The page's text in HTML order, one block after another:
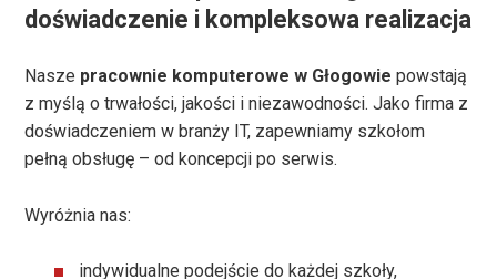
doświadczenie i kompleksowa realizacja
Nasze pracownie komputerowe w Głogowie powstają
z myślą o trwałości, jakości i niezawodności. Jako firma z
doświadczeniem w branży IT, zapewniamy szkołom
pełną obsługę – od koncepcji po serwis.
Wyróżnia nas:
indywidualne podejście do każdej szkoły,